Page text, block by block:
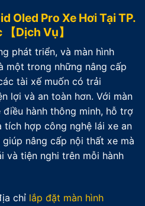
Oled Pro Xe Hơi Tại TP.
Dịch Vụ】
phát triển, và màn hình
một trong những nâng cấp
tài xế muốn có trải
lợi và an toàn hơn. Với màn
điều hành thông minh, hỗ trợ
hợp công nghệ lái xe an
nâng cấp nội thất xe mà
và tiện nghi trên mỗi hành
chỉ lắp đặt màn hình